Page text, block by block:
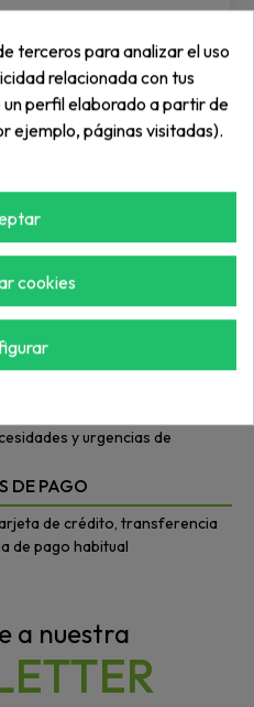
sesión
calidad
y urgencias de
DE PAGO
de crédito, transferencia
de pago habitual
a nuestra
terceros para analizar el uso
relacionada con tus
perfil elaborado a partir de
ejemplo, páginas visitadas).
cookies